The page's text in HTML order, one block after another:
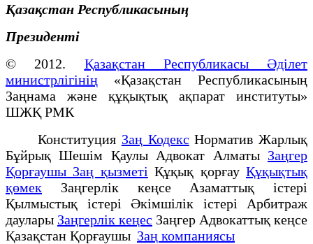
Қазақстан Республикасының
Президенті
© 2012. Қазақстан Республикасы Әділет
министрлігінің «Қазақстан Республикасының
Заңнама және құқықтық ақпарат институты»
ШЖҚ РМК
Конституция Заң Кодекс Норматив Жарлық
Бұйрық Шешім Қаулы Адвокат Алматы Заңгер
Қорғаушы Заң қызметі Құқық қорғауҚұқықтық
қөмек Заңгерлік кеңсе Азаматтық істері
Қылмыстық істері Әкімшілік істері Арбитраж
даулары Заңгерлік кеңес Заңгер Адвокаттық кеңсе
Қазақстан Қорғаушы Заң компаниясы